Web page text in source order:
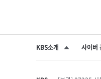
KBS소개 사이버
SNS 공유하기